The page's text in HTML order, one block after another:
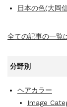
日本の色(大岡
全ての記事の一覧
分野別
ヘアカラー
Image